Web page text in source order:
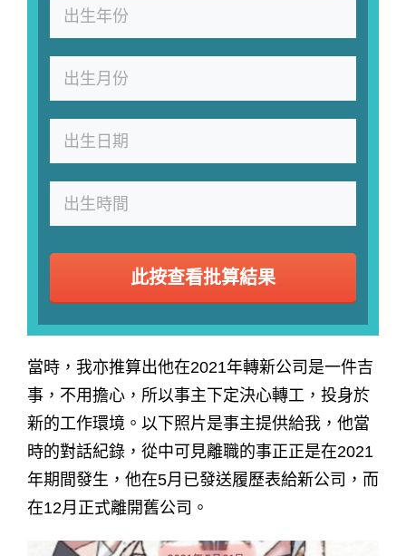
此按查看批算結果
當時，我亦推算出他在2021年轉新公司是一件吉
事，不用擔心，所以事主下定決心轉工，投身於
新的工作環境。以下照片是事主提供給我，他當
時的對話紀錄，從中可見離職的事正正是在2021
年期間發生，他在5月已發送履歷表給新公司，而
在12月正式離開舊公司。